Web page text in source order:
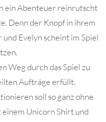
ein Abenteuer reinrutscht
Denn der Knopf in ihrem
Evelyn scheint im Spiel
Weg durch das Spiel zu
Aufträge erfüllt.
soll so ganz ohne
Unicorn Shirt und